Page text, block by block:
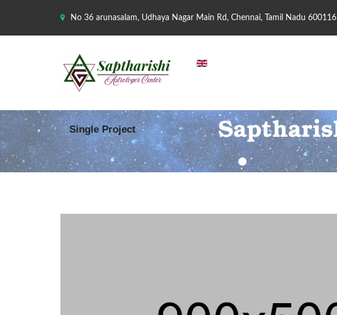
No 36 arunasalam, Udhaya Nagar Main Rd, Chennai, Tamil Nadu 600116
Single Project